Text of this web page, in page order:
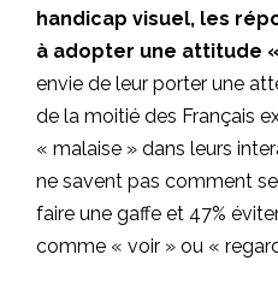
handicap visuel, les
à adopter une attitude
envie de leur porter une
de la moitié des Français
« malaise » dans leurs
ne savent pas comment
faire une gaffe et 47%
comme « voir » ou «